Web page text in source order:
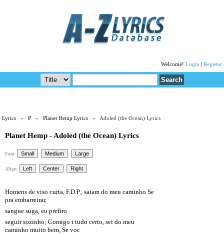
Welcome! Login Register
Lyrics »P »Planet Hemp Lyrics » Adoled (the Ocean) Lyrics
Planet Hemp - Adoled (the Ocean) Lyrics
Font:
Align:
Homens de viso curta, F.D.P., saiam do meu caminho Se
pra embarreirar,
sangue suga, eu prefiro
seguir sozinho; Comigo t tudo certo, sei do meu
caminho muito bem, Se voc